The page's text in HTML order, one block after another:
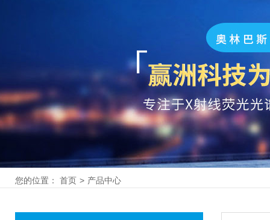
您的位置： 首页 > 产品中心